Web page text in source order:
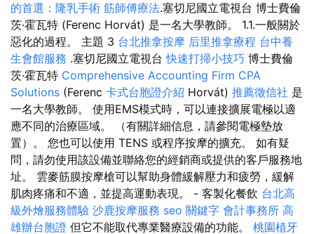
的首選：隆乳手術 筋師傅療法.塞切尼國立電視台 博士費倫
茨·霍瓦特 (Ferenc Horvát) 是一名大學教師。 1.1.一般關於
惡化的過程。 主題 3 台北推拿按摩 后里推拿療程 台中養
生會館服務 .塞切尼國立電視台快速打掃小技巧 博士費倫
茨·霍瓦特 Comprehensive Accounting Firm CPA
Solutions (Ferenc 卡式台胞證介紹 Horvát) 推薦徵信社 是
一名大學教師。 使用EMS模式時，可以連接擴展電極以適
應不同的治療區域。 （有關詳細信息，請參閱電極墊放
置）。 您也可以使用 TENS 或程序按摩的擴充。 如有疑
問，請勿使用該設備並聯絡您的經銷商或提供的客戶服務地
址。 雲麥筋膜按摩槍可以幫助身體緩解壓力和疲勞，緩解
肌肉疼痛和不適，並提高運動表現。 - 客製化餐飲 台北高
級外燴服務體驗 沙鹿按摩服務 seo 關鍵字 會計事務所 高
雄辦台胞證 但它不能取代專業醫療設備的功能。 桃園植牙